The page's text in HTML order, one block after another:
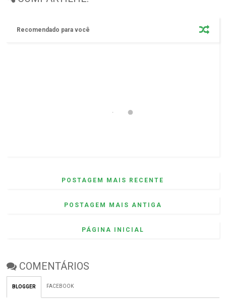
Recomendado para você
POSTAGEM MAIS RECENTE
POSTAGEM MAIS ANTIGA
PÁGINA INICIAL
COMENTÁRIOS
BLOGGER FACEBOOK